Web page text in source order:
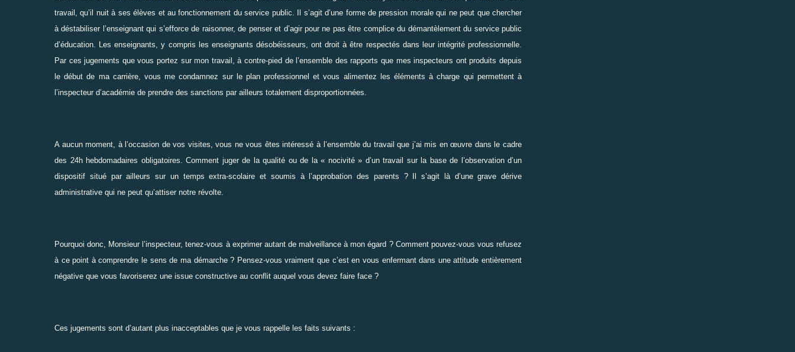
travail, qu’il nuit à ses élèves et au fonctionnement du service public. Il s’agit d’une forme de pression morale qui ne peut que chercher
à déstabiliser l’enseignant qui s’efforce de raisonner, de penser et d’agir pour ne pas être complice du démantèlement du service public
d’éducation. Les enseignants, y compris les enseignants désobéisseurs, ont droit à être respectés dans leur intégrité professionnelle.
Par ces jugements que vous portez sur mon travail, à contre-pied de l’ensemble des rapports que mes inspecteurs ont produits depuis
le début de ma carrière, vous me condamnez sur le plan professionnel et vous alimentez les éléments à charge qui permettent à
l’inspecteur d’académie de prendre des sanctions par ailleurs totalement disproportionnées.
A aucun moment, à l’occasion de vos visites, vous ne vous êtes intéressé à l’ensemble du travail que j’ai mis en œuvre dans le cadre
des 24h hebdomadaires obligatoires. Comment juger de la qualité ou de la « nocivité » d’un travail sur la base de l’observation d’un
dispositif situé par ailleurs sur un temps extra-scolaire et soumis à l’approbation des parents ? Il s’agit là d’une grave dérive
administrative qui ne peut qu’attiser notre révolte.
Pourquoi donc, Monsieur l’inspecteur, tenez-vous à exprimer autant de malveillance à mon égard ? Comment pouvez-vous vous refusez
à ce point à comprendre le sens de ma démarche ? Pensez-vous vraiment que c’est en vous enfermant dans une attitude entièrement
négative que vous favoriserez une issue constructive au conflit auquel vous devez faire face ?
Ces jugements sont d’autant plus inacceptables que je vous rappelle les faits suivants :